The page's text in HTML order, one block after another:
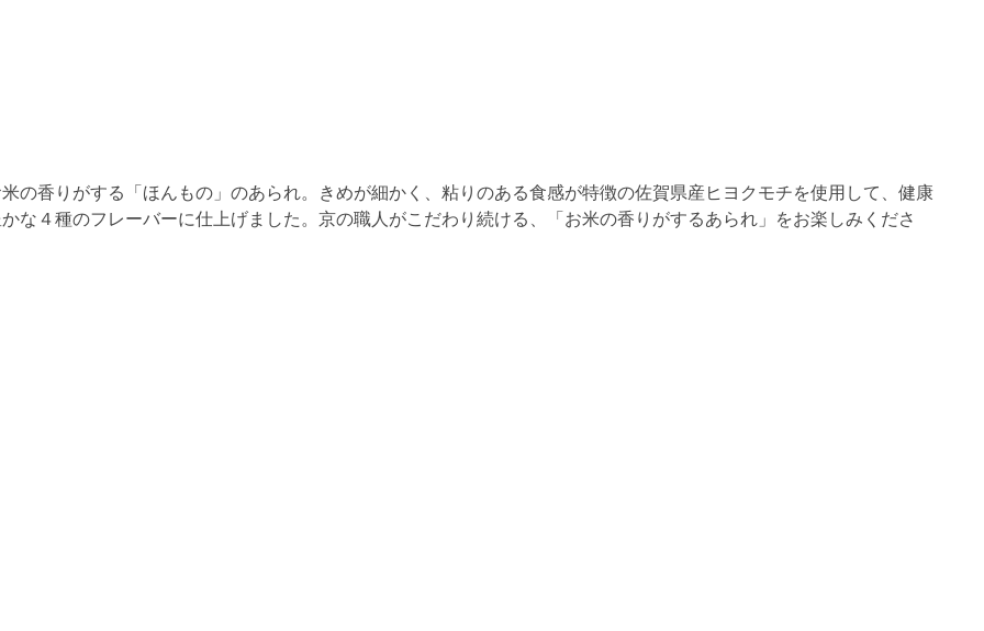
の香りがする「ほんもの」のあられ。きめが細かく、粘りのある食感が特徴の佐賀県産ヒヨクモチを使用して、健康
な４種のフレーバーに仕上げました。京の職人がこだわり続ける、「お米の香りがするあられ」をお楽しみくださ